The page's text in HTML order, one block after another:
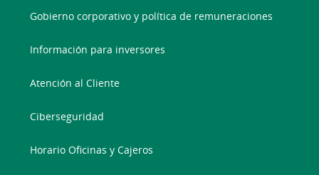
Gobierno corporativo y política de remuneraciones
Información para inversores
Atención al Cliente
Ciberseguridad
Horario Oficinas y Cajeros